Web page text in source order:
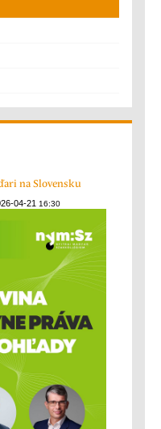
na Slovensku
04-21 16:30